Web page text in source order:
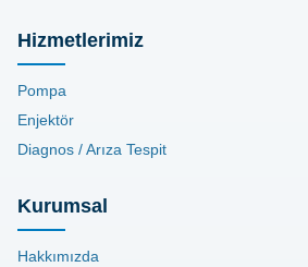
Hizmetlerimiz
Pompa
Enjektör
Diagnos / Arıza Tespit
Kurumsal
Hakkımızda